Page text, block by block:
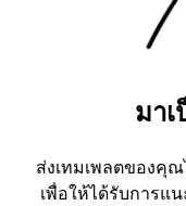
มาเ
ส่งเทมเพลตของคุ
เพื่อให้ได้รับการแ